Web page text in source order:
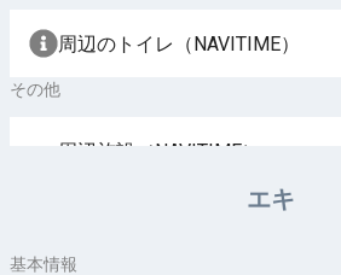
周辺のトイレ（NAVITIME）
その他
周辺施設（NAVITIME）
エキ
基本情報